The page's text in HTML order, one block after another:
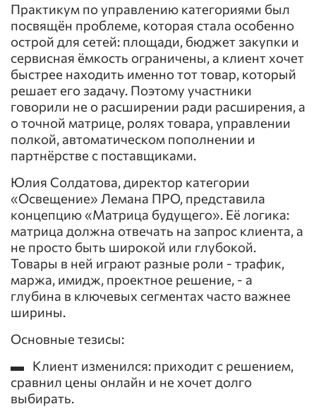
Практикум по управлению категориями был
посвящён проблеме, которая стала особенно
острой для сетей: площади, бюджет закупки и
сервисная ёмкость ограничены, а клиент хочет
быстрее находить именно тот товар, который
решает его задачу. Поэтому участники
говорили не о расширении ради расширения, а
о точной матрице, ролях товара, управлении
полкой, автоматическом пополнении и
партнёрстве с поставщиками.
Юлия Солдатова, директор категории
«Освещение» Лемана ПРО, представила
концепцию «Матрица будущего». Её логика:
матрица должна отвечать на запрос клиента, а
не просто быть широкой или глубокой.
Товары в ней играют разные роли - трафик,
маржа, имидж, проектное решение, - а
глубина в ключевых сегментах часто важнее
ширины.
Основные тезисы:
▬ Клиент изменился: приходит с решением,
сравнил цены онлайн и не хочет долго
выбирать.